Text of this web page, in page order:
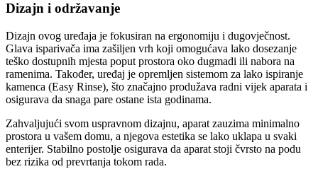
Dizajn i održavanje
Dizajn ovog uređaja je fokusiran na ergonomiju i dugovječnost.
Glava isparivača ima zašiljen vrh koji omogućava lako dosezanje
teško dostupnih mjesta poput prostora oko dugmadi ili nabora na
ramenima. Također, uređaj je opremljen sistemom za lako ispiranje
kamenca (Easy Rinse), što značajno produžava radni vijek aparata i
osigurava da snaga pare ostane ista godinama.
Zahvaljujući svom uspravnom dizajnu, aparat zauzima minimalno
prostora u vašem domu, a njegova estetika se lako uklapa u svaki
enterijer. Stabilno postolje osigurava da aparat stoji čvrsto na podu
bez rizika od prevrtanja tokom rada.